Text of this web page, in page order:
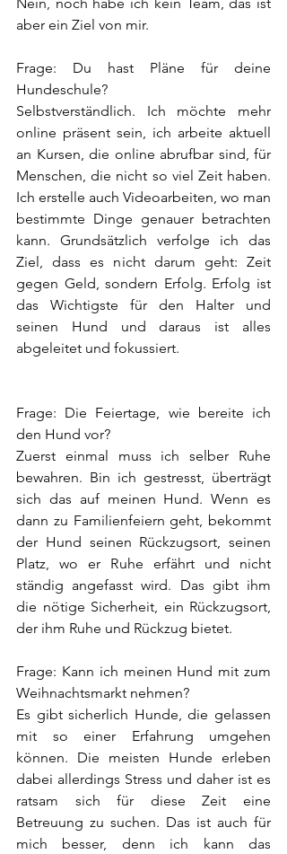
aber ein Ziel von mir.
Frage: Du hast Pläne für deine
Hundeschule?
Selbstverständlich. Ich möchte mehr
online präsent sein, ich arbeite aktuell
an Kursen, die online abrufbar sind, für
Menschen, die nicht so viel Zeit haben.
Ich erstelle auch Videoarbeiten, wo man
bestimmte Dinge genauer betrachten
kann. Grundsätzlich verfolge ich das
Ziel, dass es nicht darum geht: Zeit
gegen Geld, sondern Erfolg. Erfolg ist
das Wichtigste für den Halter und
seinen Hund und daraus ist alles
abgeleitet und fokussiert.
Frage: Die Feiertage, wie bereite ich
den Hund vor?
Zuerst einmal muss ich selber Ruhe
bewahren. Bin ich gestresst, überträgt
sich das auf meinen Hund. Wenn es
dann zu Familienfeiern geht, bekommt
der Hund seinen Rückzugsort, seinen
Platz, wo er Ruhe erfährt und nicht
ständig angefasst wird. Das gibt ihm
die nötige Sicherheit, ein Rückzugsort,
der ihm Ruhe und Rückzug bietet.
Frage: Kann ich meinen Hund mit zum
Weihnachtsmarkt nehmen?
Es gibt sicherlich Hunde, die gelassen
mit so einer Erfahrung umgehen
können. Die meisten Hunde erleben
dabei allerdings Stress und daher ist es
ratsam sich für diese Zeit eine
Betreuung zu suchen. Das ist auch für
mich besser, denn ich kann das